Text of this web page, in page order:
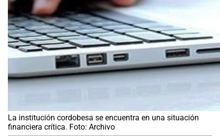
La institución cordobesa se encuentra en una situación
financiera crítica. Foto: Archivo